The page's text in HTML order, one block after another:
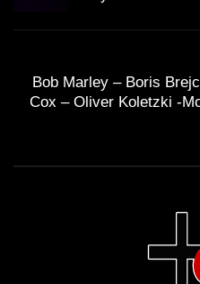
Bob Marley – Boris
Cox – Oliver Koletzki -